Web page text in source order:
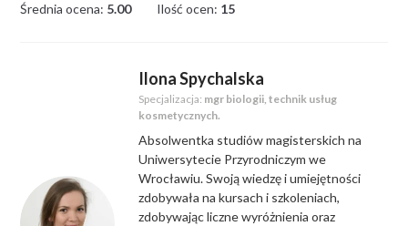
Średnia ocena: 5.00 Ilość ocen: 15
Ilona Spychalska
Specjalizacja: mgr biologii, technik usług
kosmetycznych.
Absolwentka studiów magisterskich na
Uniwersytecie Przyrodniczym we
Wrocławiu. Swoją wiedzę i umiejętności
zdobywała na kursach i szkoleniach,
zdobywając liczne wyróżnienia oraz